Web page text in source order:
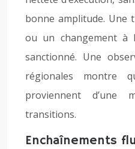
bonne amplitude. Une
ou un changement à
sanctionné. Une
régionales montre
proviennent d’une
transitions.
Enchaînements